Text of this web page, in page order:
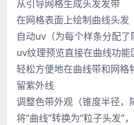
从引导网格生成头发发带
在网格表面上绘制曲线头发
自动uv（为每个样条分配了
uv纹理预览直接在曲线功能
轻松方便地在曲线带和网
留紫外线
调整色带外观（锥度半径，
将“曲线”转换为“粒子头发”